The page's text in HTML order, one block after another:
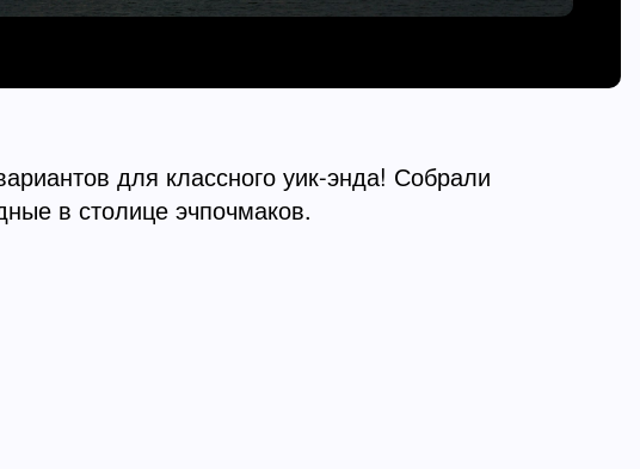
для классного уик-энда! Собрали
в столице эчпочмаков.